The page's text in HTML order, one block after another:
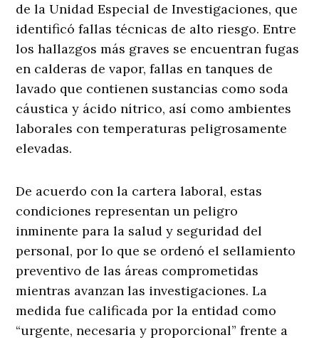
de la Unidad Especial de Investigaciones, que
identificó fallas técnicas de alto riesgo. Entre
los hallazgos más graves se encuentran fugas
en calderas de vapor, fallas en tanques de
lavado que contienen sustancias como soda
cáustica y ácido nítrico, así como ambientes
laborales con temperaturas peligrosamente
elevadas.
De acuerdo con la cartera laboral, estas
condiciones representan un peligro
inminente para la salud y seguridad del
personal, por lo que se ordenó el sellamiento
preventivo de las áreas comprometidas
mientras avanzan las investigaciones. La
medida fue calificada por la entidad como
“urgente, necesaria y proporcional” frente a